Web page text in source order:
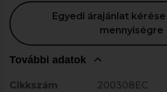
Egyedi árajánlat
mennyiségre
További adatok
Cikkszám
200308EC